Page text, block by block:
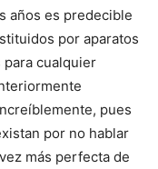
años es predecible
por aparatos
para cualquier
pues
por no hablar
más perfecta de